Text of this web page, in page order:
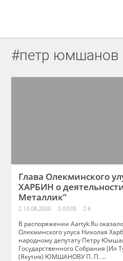
#петр юмшанов
Глава Олекминского
ХАРБИН о
Металлик”
13.08.2020 03:05 6
В распоряжении Aartyk.Ru
Олекминского улуса Николая
народному депутату Петру
Государственного Собрания (Ил
(Якутия) ЮМШАНОВУ П. П. ...